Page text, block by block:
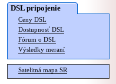
DSL pripojenie
Ceny DSL
Dostupnosť DSL
Fórum o DSL
Výsledky meraní
Satelitná mapa SR